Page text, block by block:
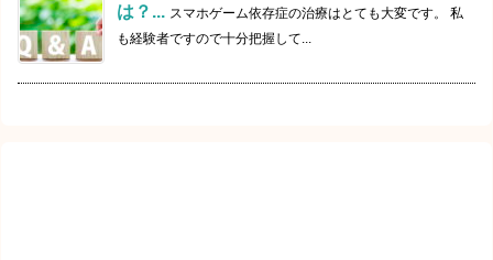
は？... スマホゲーム依存症の治療はとても大変です。 私
も経験者ですので十分把握して...